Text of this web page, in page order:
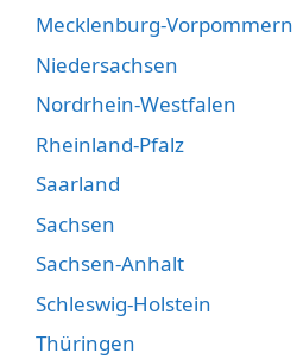
Mecklenburg-Vorpommern
Niedersachsen
Nordrhein-Westfalen
Rheinland-Pfalz
Saarland
Sachsen
Sachsen-Anhalt
Schleswig-Holstein
Thüringen